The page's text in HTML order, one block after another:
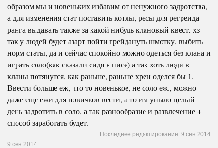
образом мы и новеньких избавим от ненужного задротства,
а для изменения стат поставить котлы, ресы для регрейда
ранга выдавать также за какой нибудь клановый квест, хз
так у людей будет азарт пойти грейдануть шмотку, выбить
норм статы, да и сейчас спокойно можно одеться без клана и
играть соло(как сказали сидя в писе) а так хоть люди в
кланы потянутся, как раньше, раньше хрен оделся бы 1.
Ввести больше еж, что то новенькое, не соло еж., можно
даже еще ежи для новичков вести, а то им уныло целый
день задротить в соло, а так разнообразие и развлечение +
способ заработать будет.
Последнее редактирование: 9 сен 2014
9 сен 2014